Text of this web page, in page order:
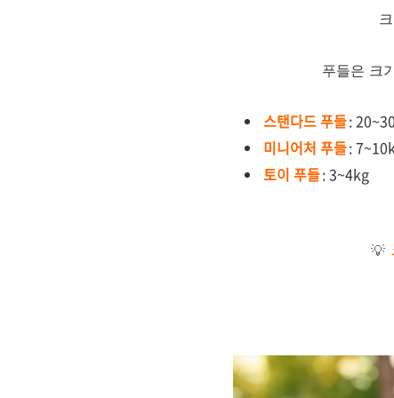
푸들은 크
스탠다드 푸들:
미니어처 푸들:
토이 푸들: 3~4kg
💡